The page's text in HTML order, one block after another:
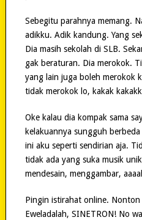
Sebegitu parahnya memang.
adikku. Adik kandung. Yang
Dia masih sekolah di SLB.
gak beraturan. Dia merokok.
yang lain juga boleh merokok
tidak merokok lo, kakak
Oke kalau dia kompak sama
kelakuannya sungguh
ini aku seperti sendirian aja.
tidak ada yang suka musik
mendesain, menggambar,
Pingin istirahat online.
Eweladalah, SINETRON! No